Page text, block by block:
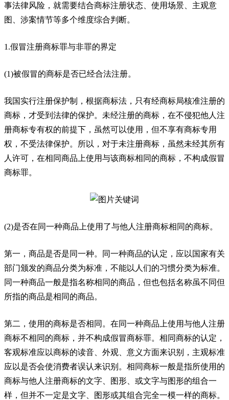
事法律风险，就需要结合商标注册状态、使用场景、主观意
图、涉案情节等多个维度综合判断。
1.假冒注册商标罪与非罪的界定
(1)被假冒的商标是否已经合法注册。
我国实行注册保护制，根据商标法，只有经商标局核准注册的
商标，才受到法律的保护。未经注册的商标，在不侵犯他人注
册商标专有权的前提下，虽然可以使用，但不享有商标专用
权，不受法律保护。所以，对于未注册商标，虽然未经其所有
人许可，在相同商品上使用与该商标相同的商标，不构成假冒
商标罪。
(2)是否在同一种商品上使用了与他人注册商标相同的商标。
第一，商品是否是同一种。同一种商品的认定，应以国家有关
部门颁发的商品分类为标准，不能以人们的习惯分类为标准。
同一种商品一般是指名称相同的商品，但也包括名称虽不同但
所指的商品是相同的商品。
第二，使用的商标是否相同。在同一种商品上使用与他人注册
商标不相同的商标，并不构成假冒商标罪。相同商标的认定，
客观标准应以商标的读音、外观、意义方面来识别，主观标准
应以是否会使消费者误认来识别。相同商标一般是指所使用的
商标与他人注册商标的文字、图形、或文字与图形的组合一
样，但并不一定是文字、图形或其组合完全一模一样的商标。